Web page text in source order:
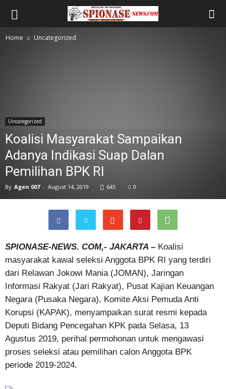
Home Uncategorized
Uncategorized
Koalisi Masyarakat Sampaikan
Adanya Indikasi Suap Dalan
Pemilihan BPK RI
By Agen 007 - August 14, 2019 643 0
SPIONASE-NEWS. COM,- JAKARTA – Koalisi
masyarakat kawal seleksi Anggota BPK RI yang terdiri
dari Relawan Jokowi Mania (JOMAN), Jaringan
Informasi Rakyat (Jari Rakyat), Pusat Kajian Keuangan
Negara (Pusaka Negara), Komite Aksi Pemuda Anti
Korupsi (KAPAK), menyampaikan surat resmi kepada
Deputi Bidang Pencegahan KPK pada Selasa, 13
Agustus 2019, perihal permohonan untuk mengawasi
proses seleksi atau pemilihan calon Anggota BPK
periode 2019-2024.